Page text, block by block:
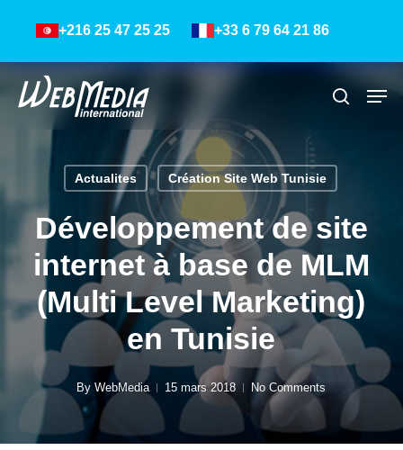
content
+216 25 47 25 25 +33 6 79 64 21 86
Actualites Création Site Web Tunisie
Développement de site
internet à base de MLM
(Multi Level Marketing)
en Tunisie
By WebMedia 15 mars 2018 No Comments